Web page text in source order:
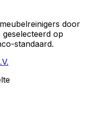
door
geselecteerd op
standaard.